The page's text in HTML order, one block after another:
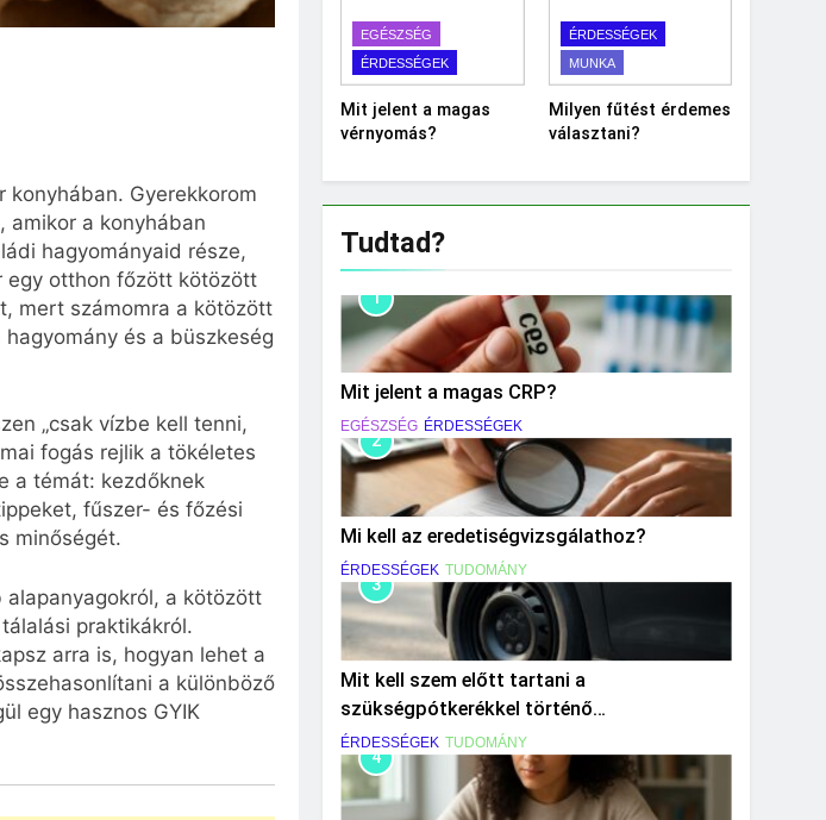
Gyerekkorom
amikor a konyhában
hagyományaid része,
egy otthon főzött kötözött
mert számomra a kötözött
és a büszkeség
„csak vízbe kell tenni,
fogás rejlik a tökéletes
a témát: kezdőknek
fűszer- és főzési
minőségét.
a kötözött
praktikákról.
arra is, hogyan lehet a
a különböző
egy hasznos GYIK
EGÉSZSÉG
ÉRDESSÉGEK
Mit jelent a magas
vérnyomás?
ÉRDESSÉGEK
MUNKA
Milyen fűtést érdemes
választani?
Tudtad?
1
Mit jelent a magas CRP?
EGÉSZSÉG ÉRDESSÉGEK
2
Mi kell az eredetiségvizsgálathoz?
ÉRDESSÉGEK TUDOMÁNY
3
Mit kell szem előtt tartani a
szükségpótkerékkel történő
közlekedéskor?
ÉRDESSÉGEK TUDOMÁNY
4